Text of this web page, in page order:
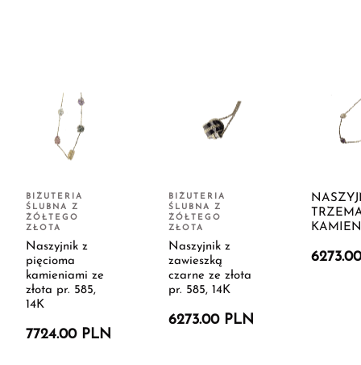
BIŻUTERIA
ŚLUBNA Z
ŻÓŁTEGO
ZŁOTA
Naszyjnik z
pięcioma
kamieniami ze
złota pr. 585,
14K
7724.00 PLN
BIŻUTERIA
ŚLUBNA Z
ŻÓŁTEGO
ZŁOTA
Naszyjnik z
zawieszką
czarne ze złota
pr. 585, 14K
6273.00 PLN